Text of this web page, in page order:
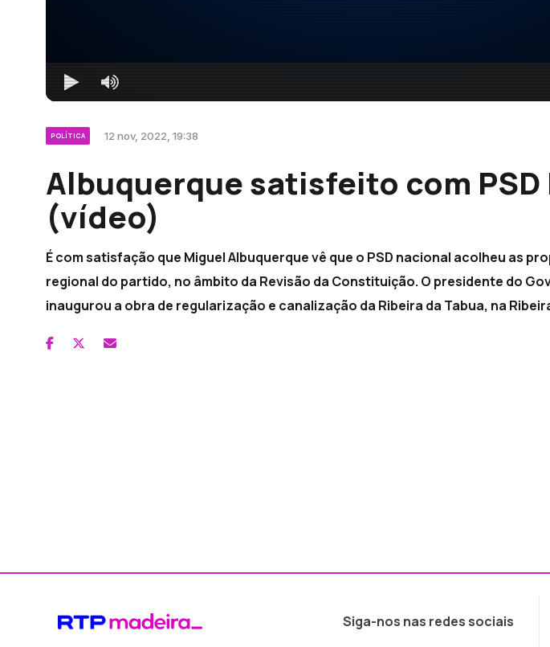
POLÍTICA 12 nov, 2022, 19:38
Albuquerque satisfeito com PSD
(vídeo)
É com satisfação que Miguel Albuquerque vê que o PSD nacional acolheu as
regional do partido, no âmbito da Revisão da Constituição. O presidente do
inaugurou a obra de regularização e canalização da Ribeira da Tabua, na
Siga-nos nas redes sociais